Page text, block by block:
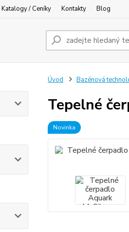
Katalogy / Ceníky Kontakty Blog
Úvod Bazénová
Tepelné
Novinka